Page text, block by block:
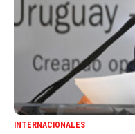
INTERNACIONALES